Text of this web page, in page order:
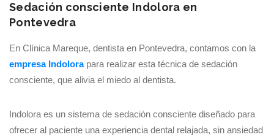
Sedación consciente Indolora en
Pontevedra
En Clínica Mareque, dentista en Pontevedra, contamos con la
empresa Indolora para realizar esta técnica de sedación
consciente, que alivia el miedo al dentista.
Indolora es un sistema de sedación consciente diseñado para
ofrecer al paciente una experiencia dental relajada, sin ansiedad